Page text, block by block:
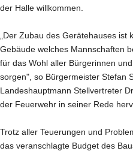
der Halle willkommen.
„Der Zubau des Gerätehauses
Gebäude welches Mannschaften
für das Wohl aller Bürgerinnen
sorgen", so Bürgermeister Stefan
Landeshauptmann Stellvertreter
der Feuerwehr in seiner Rede
Trotz aller Teuerungen und
das veranschlagte Budget des